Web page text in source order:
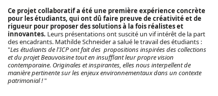
Ce projet collaboratif a été une première expérience concrète
pour les étudiants, qui ont dû faire preuve de créativité et de
rigueur pour proposer des solutions à la fois réalistes et
innovantes. Leurs présentations ont suscité un vif intérêt de la part
des encadrants. Mathilde Schneider a salué le travail des étudiants :
"Les étudiants de l'ICP ont fait des propositions inspirées des collections
et du projet Beauvoisine tout en insufflant leur propre vision
contemporaine. Originales et inspirantes, elles nous interpellent de
manière pertinente sur les enjeux environnementaux dans un contexte
patrimonial !"